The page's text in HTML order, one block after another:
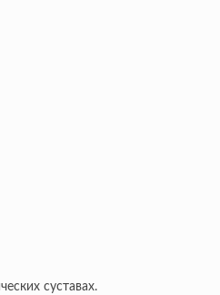
суставах.